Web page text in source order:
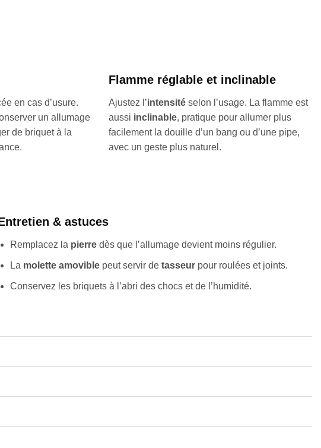
en cas d’usure.
un allumage
de briquet à la
Flamme réglable et inclinable
Ajustez l’intensitéselon l’usage. La flamme est
aussi inclinable, pratique pour allumer plus
facilement la douille d’un bang ou d’une pipe,
avec un geste plus naturel.
& astuces
Remplacez la pierredès que l’allumage devient moins régulier.
La molette amoviblepeut servir de tasseurpour roulées et joints.
Conservez les briquets à l’abri des chocs et de l’humidité.